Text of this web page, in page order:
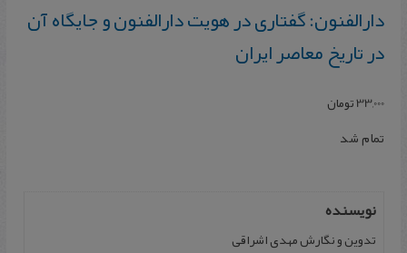
دارالفنون‌: گفتاری‌ در هویت‌ دارالفنون‌ و جایگاه‌ آن‌
در تاریخ‌ معاصر ایران
33,000تومان
تمام شد
نویسنده
تدوین‌ و نگارش‌ مهدی‌ اشراقی‌